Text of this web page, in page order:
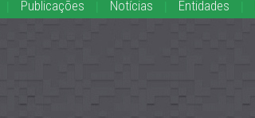
Publicações Notícias Entidades